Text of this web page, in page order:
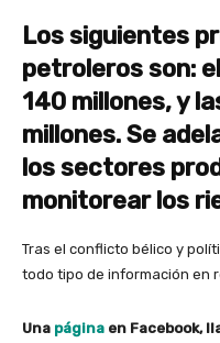
Los siguientes
petroleros son:
140 millones, y
millones. Se
los sectores
monitorear los
Tras el conflicto bélico y
todo tipo de información en
Una página en Facebook,